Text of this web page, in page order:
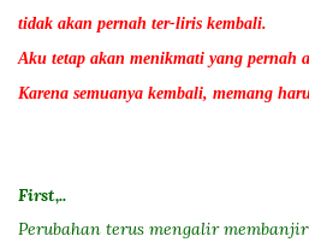
tidak akan pernah ter-liris kembali.
Aku tetap akan menikmati yang pernah
Karena semuanya kembali, memang
First,..
Perubahan terus mengalir